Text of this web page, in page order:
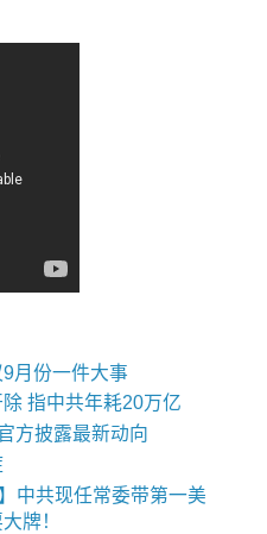
月份一件大事
指中共年耗20万亿
方披露最新动向
中共现任常委带第一美
牌！